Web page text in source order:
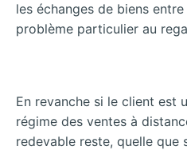
les échanges de biens
problème particulier au
En revanche si le client est
régime des ventes à
redevable reste, quelle